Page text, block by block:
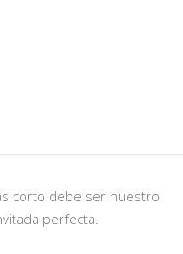
corto debe ser nuestro
perfecta.